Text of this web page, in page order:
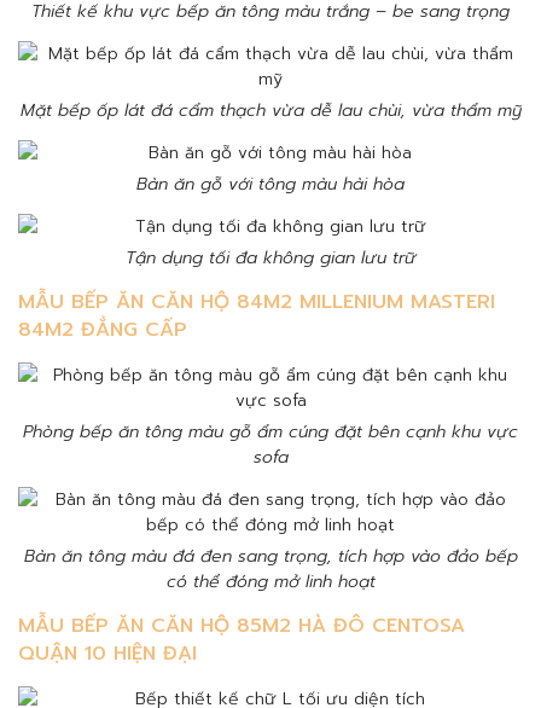
Thiết kế khu vực bếp ăn tông màu trắng – be sang trọng
Mặt bếp ốp lát đá cẩm thạch vừa dễ lau chùi, vừa thẩm mỹ
Bàn ăn gỗ với tông màu hài hòa
Tận dụng tối đa không gian lưu trữ
MẪU BẾP ĂN CĂN HỘ 84M2 MILLENIUM MASTERI
84M2 ĐẲNG CẤP
Phòng bếp ăn tông màu gỗ ẩm cúng đặt bên cạnh khu vực
sofa
Bàn ăn tông màu đá đen sang trọng, tích hợp vào đảo bếp
có thể đóng mở linh hoạt
MẪU BẾP ĂN CĂN HỘ 85M2 HÀ ĐÔ CENTOSA
QUẬN 10 HIỆN ĐẠI